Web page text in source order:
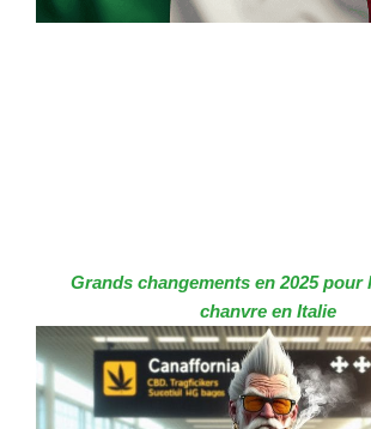
Grands changements en 2025 pour
chanvre en Italie